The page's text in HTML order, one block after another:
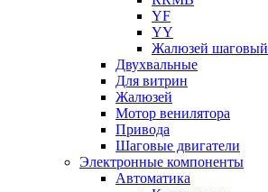
YF
YY
Жалюзей шаговый
Двухвальные
Для витрин
Жалюзей
Мотор венилятора
Привода
Шаговые двигатели
Электронные компоненты
Автоматика